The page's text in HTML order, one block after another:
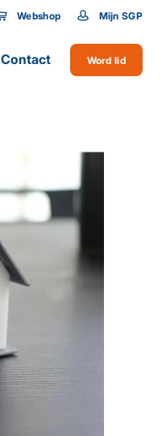
Webshop Mijn SGP
Word lid
Contact